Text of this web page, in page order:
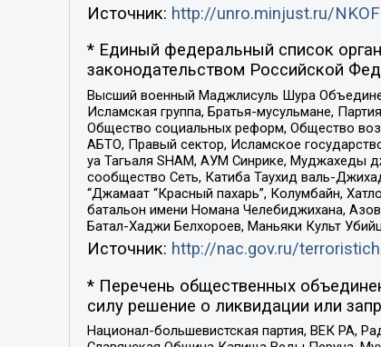
Источник: http://unro.minjust.ru/
* Единый федеральный список
законодательством Российской
Высший военный Маджлисуль Шура
Исламская группа, Братья-мусульмане,
Общество социальных реформ, Общество
АБТО, Правый сектор, Исламское
уа Тагьаля SHAM, АУМ Синрике, Муджахеды
сообщество Сеть, Катиба Таухид валь-
“Джамаат “Красный пахарь”, Колумбайн,
батальон имени Номана Челебиджихана,
Батал-Хаджи Белхороев, Маньяки Культ
Источник: http://nac.gov.ru/
* Перечень общественных
силу решение о ликвидации или
Национал-большевистская партия, ВЕК РА,